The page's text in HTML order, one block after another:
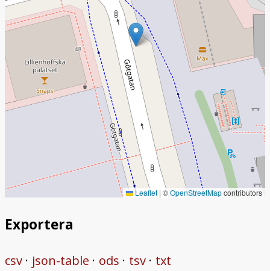
Leaflet | ©OpenStreetMapcontributors
Exportera
csv json-table ods tsv txt